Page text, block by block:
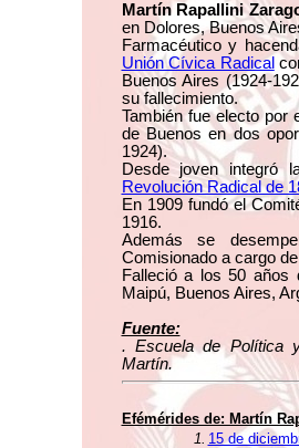
Martín Rapallini
en Dolores, Buenos
Farmacéutico y
Unión Cívica Radical
Buenos Aires (1924-
su fallecimiento.
También fue electo por
de Buenos en dos
1924).
Desde joven integró
Revolución Radical de
En 1909 fundó el
1916.
Además se
Comisionado a cargo
Falleció a los 50
Maipú, Buenos Aires,
Fuente:
. Escuela de Política
Martín.
Efémérides de: Martín
1. 15 de